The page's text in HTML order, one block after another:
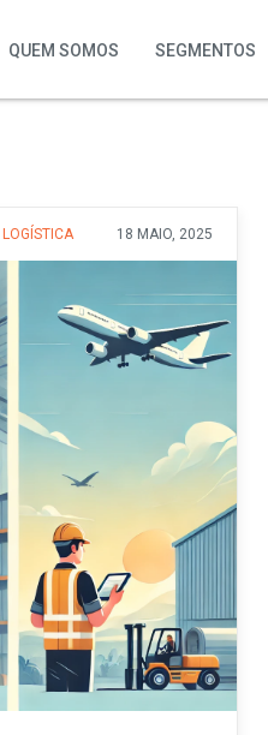
QUEM SOMOS SEGMENTOS
LOGÍSTICA 18 MAIO, 2025